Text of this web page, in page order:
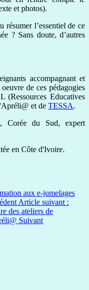
et photos).
résumer l’essentiel de ce
? Sans doute, d’autres
accompagnant et
de ces pédagogies
(Ressources Educatives
et de TESSA.
Corée du Sud, expert
en Côte d'Ivoire.
aux e-jumelages
Article suivant :
des ateliers de
Suivant